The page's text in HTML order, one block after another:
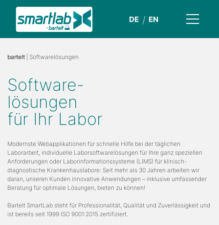
DE EN
bartelt | Softwarelösungen
Software-
lösungen
für Ihr Labor
Modernste Webapplikationen für schnelle Hilfe bei der täglichen
Laborarbeit, individuelle Laborsoftwarelösungen für Ihre ganz speziellen
Anforderungen oder Laborinformationssysteme (LIMS) für klinisch-
diagnostische Krankenhauslabore: Seit mehr als 30 Jahren arbeiten wir
daran, unseren Kunden innovative Anwendungen – inklusive umfassender
Beratung für optimale Lösungen, bieten zu können!
Bartelt SmartLab steht für Professionalität, Qualität und Zuverlässigkeit und
ist bereits seit 1999 ISO 9001:2015 zertifiziert.